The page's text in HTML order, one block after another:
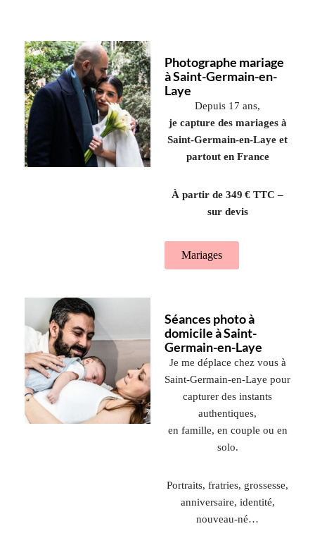
Photographe mariage
à Saint-Germain-en-
Laye
Depuis 17 ans,
je capture des mariages à
Saint-Germain-en-Laye et
partout en France
À partir de 349 € TTC –
sur devis
Mariages
Séances photo à
domicile à Saint-
Germain-en-Laye
Je me déplace chez vous à
Saint-Germain-en-Laye pour
capturer des instants
authentiques,
en famille, en couple ou en
solo.
Portraits, fratries, grossesse,
anniversaire, identité,
nouveau-né…